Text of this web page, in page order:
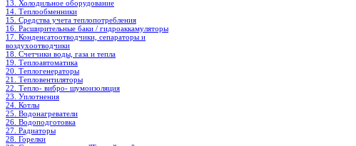
13. Холодильное oборудование
14. Теплообменники
15. Средства учета теплопотребления
16. Расширительные баки / гидроаккамуляторы
17. Конденсатоотводчики, сепараторы и
воздухоотводчики
18. Счетчики воды, газа и тепла
19. Теплоавтоматика
20. Теплогенераторы
21. Тепловентиляторы
22. Тепло- вибро- шумоизоляция
23. Уплотнения
24. Котлы
25. Водонагреватели
26. Водоподготовка
27. Радиаторы
28. Горелки